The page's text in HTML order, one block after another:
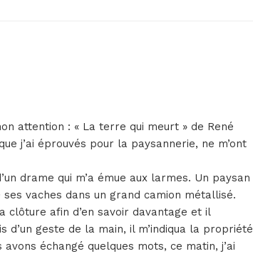
attention : « La terre qui meurt » de René
j’ai éprouvés pour la paysannerie, ne m’ont
drame qui m’a émue aux larmes. Un paysan
vaches dans un grand camion métallisé.
clôture afin d’en savoir davantage et il
d’un geste de la main, il m’indiqua la propriété
échangé quelques mots, ce matin, j’ai